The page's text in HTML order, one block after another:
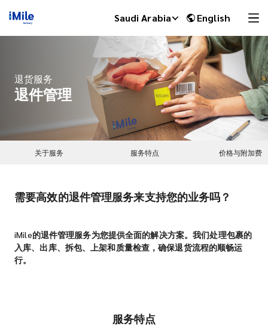
Saudi Arabia English
退货服务
退件管理
关于服务 服务特点 价格与附加费
需要高效的退件管理服务来支持您的业务吗？
iMile的退件管理服务为您提供全面的解决方案。我们处理包裹的
入库、出库、拆包、上架和质量检查，确保退货流程的顺畅运
行。
服务特点
iMile Chat